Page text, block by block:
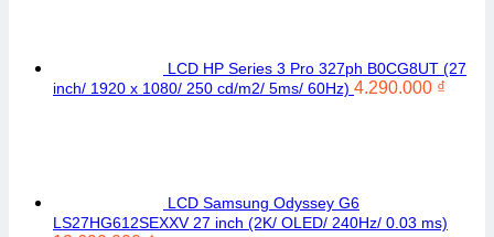
LCD HP Series 3 Pro 327ph B0CG8UT (27
inch/ 1920 x 1080/ 250 cd/m2/ 5ms/ 60Hz) 4.290.000 ₫
LCD Samsung Odyssey G6
LS27HG612SEXXV 27 inch (2K/ OLED/ 240Hz/ 0.03 ms)